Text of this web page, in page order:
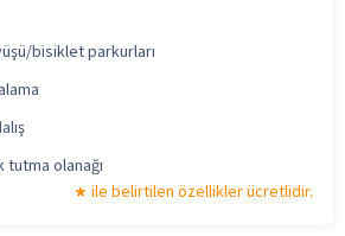
bisiklet parkurları
tutma olanağı
ile belirtilen özellikler ücretlidir.